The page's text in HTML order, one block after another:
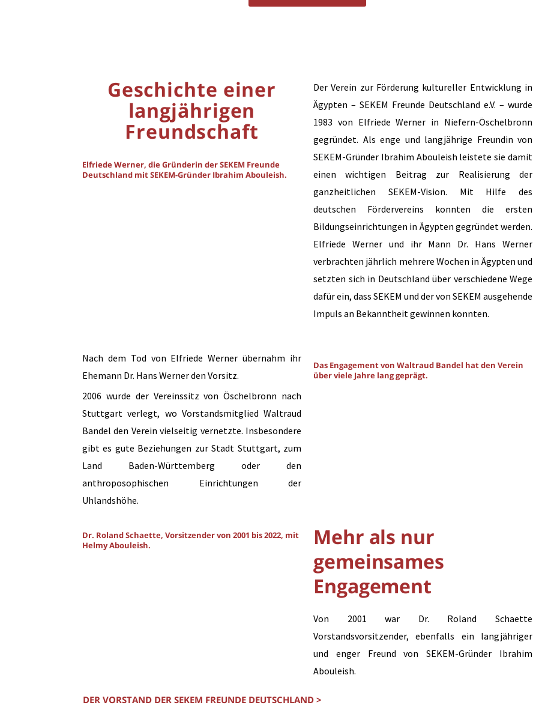
Geschichte einer
langjährigen
Freundschaft
Elfriede Werner, die Gründerin der SEKEM Freunde
Deutschland mit SEKEM-Gründer Ibrahim Abouleish.
Der Verein zur Förderung kultureller Entwicklung in
Ägypten – SEKEM Freunde Deutschland e.V. – wurde
1983 von Elfriede Werner in Niefern-Öschelbronn
gegründet. Als enge und langjährige Freundin von
SEKEM-Gründer Ibrahim Abouleish leistete sie damit
einen wichtigen Beitrag zur Realisierung der
ganzheitlichen SEKEM-Vision. Mit Hilfe des
deutschen Fördervereins konnten die ersten
Bildungseinrichtungen in Ägypten gegründet werden.
Elfriede Werner und ihr Mann Dr. Hans Werner
verbrachten jährlich mehrere Wochen in Ägypten und
setzten sich in Deutschland über verschiedene Wege
dafür ein, dass SEKEM und der von SEKEM ausgehende
Impuls an Bekanntheit gewinnen konnten.
Nach dem Tod von Elfriede Werner übernahm ihr
Ehemann Dr. Hans Werner den Vorsitz.
2006 wurde der Vereinssitz von Öschelbronn nach
Stuttgart verlegt, wo Vorstandsmitglied Waltraud
Bandel den Verein vielseitig vernetzte. Insbesondere
gibt es gute Beziehungen zur Stadt Stuttgart, zum
Land Baden-Württemberg oder den
anthroposophischen Einrichtungen der
Uhlandshöhe.
Das Engagement von Waltraud Bandel hat den Verein
über viele Jahre lang geprägt.
Dr. Roland Schaette, Vorsitzender von 2001 bis 2022, mit
Helmy Abouleish.
Mehr als nur
gemeinsames
Engagement
Von 2001 war Dr. Roland Schaette
Vorstandsvorsitzender, ebenfalls ein langjähriger
und enger Freund von SEKEM-Gründer Ibrahim
Abouleish.
DER VORSTAND DER SEKEM FREUNDE DEUTSCHLAND >